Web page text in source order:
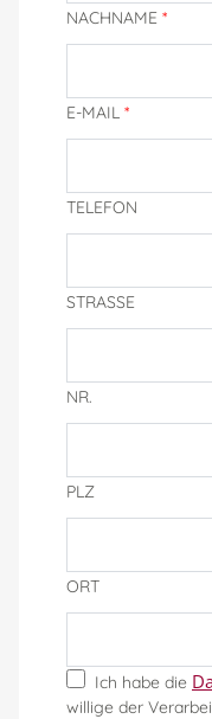
NACHNAME *
E-MAIL *
TELEFON
STRASSE
NR.
PLZ
ORT
Ich habe die
willige der